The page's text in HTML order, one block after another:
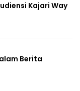
Kajari Way
Berita